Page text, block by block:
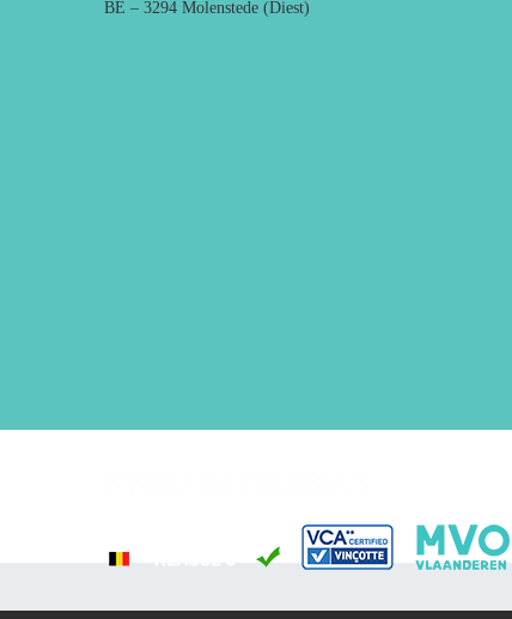
BE – 3294 Molenstede (Diest)